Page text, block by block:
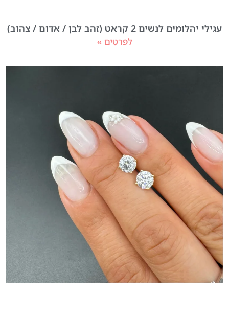
עגילי יהלומים לנשים 2 קראט (זהב לבן / אדום / צהוב)
לפרטים »